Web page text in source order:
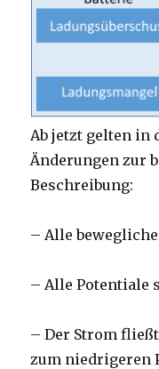
Ab jetzt gelten in
Änderungen zur
Beschreibung:
– Alle
– Alle Potentiale
– Der Strom
zum niedrigeren